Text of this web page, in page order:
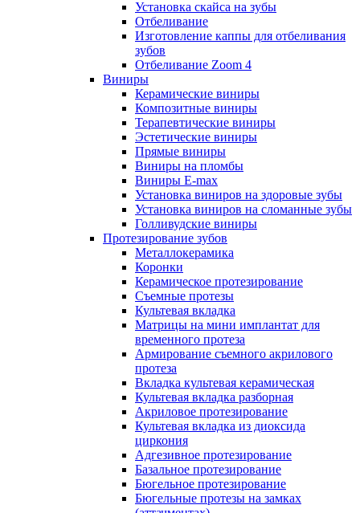
Установка скайса на зубы
Отбеливание
Изготовление каппы для отбеливания
зубов
Отбеливание Zoom 4
Виниры
Керамические виниры
Композитные виниры
Терапевтические виниры
Эстетические виниры
Прямые виниры
Виниры на пломбы
Виниры E-max
Установка виниров на здоровые зубы
Установка виниров на сломанные зубы
Голливудские виниры
Протезирование зубов
Металлокерамика
Коронки
Керамическое протезирование
Съемные протезы
Культевая вкладка
Матрицы на мини имплантат для
временного протеза
Армирование съемного акрилового
протеза
Вкладка культевая керамическая
Культевая вкладка разборная
Акриловое протезирование
Культевая вкладка из диоксида
циркония
Адгезивное протезирование
Базальное протезирование
Бюгельное протезирование
Бюгельные протезы на замках